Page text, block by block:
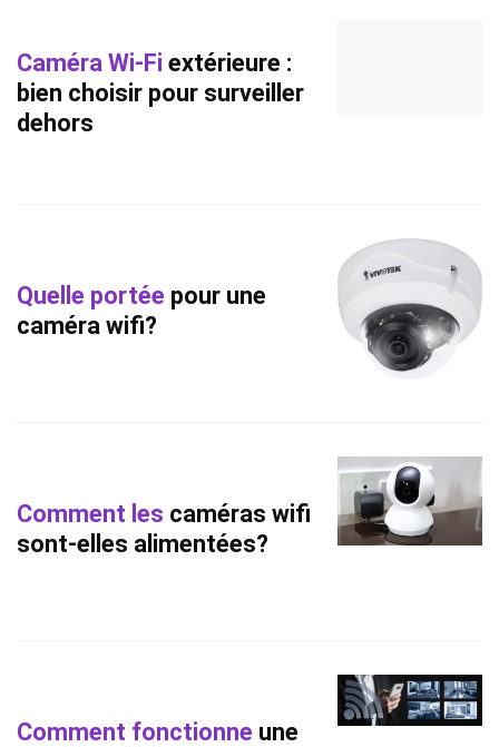
Caméra Wi-Fi extérieure :
bien choisir pour surveiller
dehors
Quelle portée pour une
caméra wifi?
Comment les caméras wifi
sont-elles alimentées?
Comment fonctionne une